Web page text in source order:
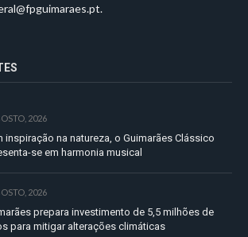
.
2026
inspiração na natureza, o Guimarães Clássico
se em harmonia musical
2026
prepara investimento de 5,5 milhões de
para mitigar alterações climáticas